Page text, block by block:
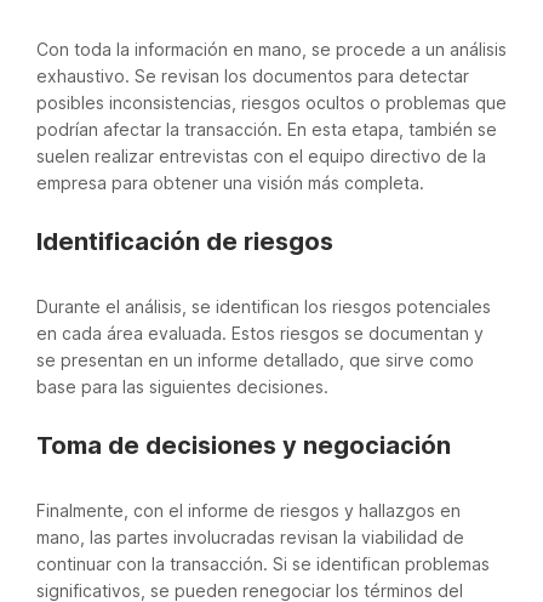
Con toda la información en mano, se procede a un análisis
exhaustivo. Se revisan los documentos para detectar
posibles inconsistencias, riesgos ocultos o problemas que
podrían afectar la transacción. En esta etapa, también se
suelen realizar entrevistas con el equipo directivo de la
empresa para obtener una visión más completa.
Identificación de riesgos
Durante el análisis, se identifican los riesgos potenciales
en cada área evaluada. Estos riesgos se documentan y
se presentan en un informe detallado, que sirve como
base para las siguientes decisiones.
Toma de decisiones y negociación
Finalmente, con el informe de riesgos y hallazgos en
mano, las partes involucradas revisan la viabilidad de
continuar con la transacción. Si se identifican problemas
significativos, se pueden renegociar los términos del